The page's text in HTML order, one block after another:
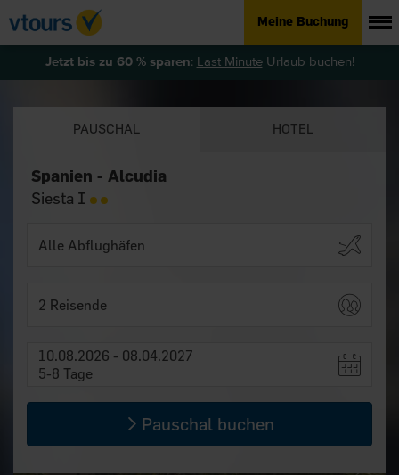
Meine Buchung
Jetzt bis zu 60 % sparen: Last MinuteUrlaub buchen!
PAUSCHAL HOTEL
Spanien - Alcudia
Siesta I
2 Reisende
10.08.2026 - 08.04.2027
5-8 Tage
Pauschal buchen